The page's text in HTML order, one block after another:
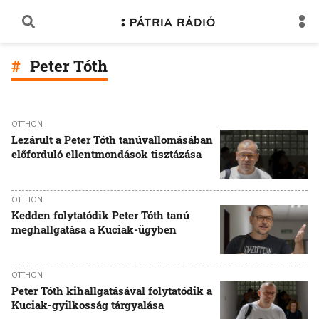
Peter Tóth
OTTHON
Lezárult a Peter Tóth tanúvallomásában
előforduló ellentmondások tisztázása
OTTHON
Kedden folytatódik Peter Tóth tanú
meghallgatása a Kuciak-ügyben
OTTHON
Peter Tóth kihallgatásával folytatódik a
Kuciak-gyilkosság tárgyalása